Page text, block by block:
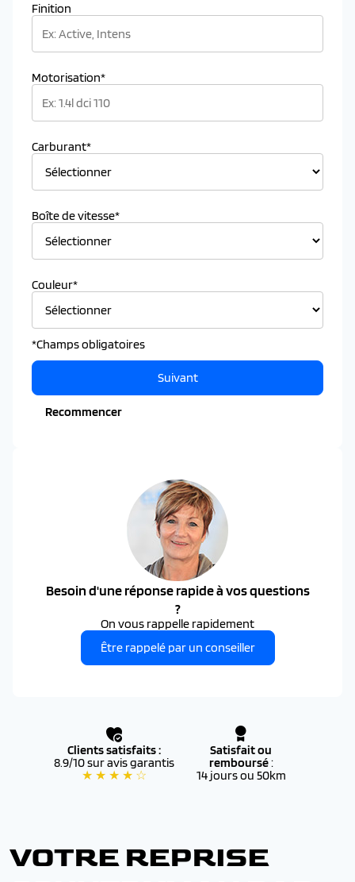
Finition
Motorisation*
Carburant*
Boîte de vitesse*
Couleur*
*Champs obligatoires
Recommencer
Suivant
Besoin d'une réponse rapide à vos questions
?
On vous rappelle rapidement
Être rappelé par un conseiller
Clients satisfaits :
8.9/10 sur avis garantis
★ ★ ★ ★ ☆
Satisfait ou
remboursé:
14 jours ou 50km
VOTRE REPRISE